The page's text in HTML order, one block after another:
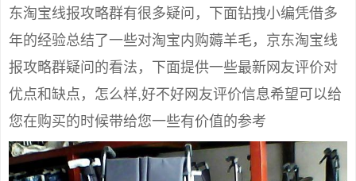
东淘宝线报攻略群有很多疑问，下面钻拽小编凭借多
年的经验总结了一些对淘宝内购薅羊毛，京东淘宝线
报攻略群疑问的看法，下面提供一些最新网友评价对
优点和缺点，怎么样,好不好网友评价信息希望可以给
您在购买的时候带给您一些有价值的参考